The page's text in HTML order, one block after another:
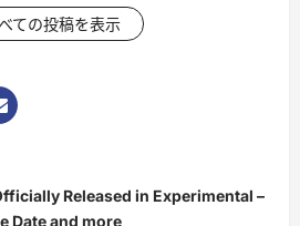
ての投稿を表示
Released in Experimental –
Date and more